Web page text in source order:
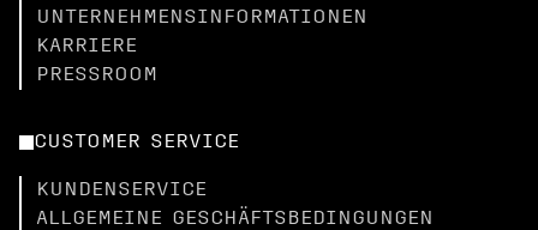
UNTERNEHMENSINFORMATIONEN
KARRIERE
PRESSROOM
CUSTOMER SERVICE
KUNDENSERVICE
ALLGEMEINE GESCHÄFTSBEDINGUNGEN